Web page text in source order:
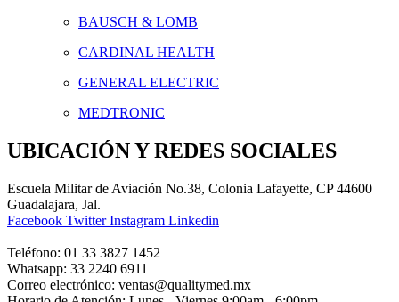
BAUSCH & LOMB
CARDINAL HEALTH
GENERAL ELECTRIC
MEDTRONIC
UBICACIÓN Y REDES SOCIALES
Escuela Militar de Aviación No.38, Colonia Lafayette, CP 44600
Guadalajara, Jal.
Facebook Twitter Instagram Linkedin
Teléfono: 01 33 3827 1452
Whatsapp: 33 2240 6911
Correo electrónico: ventas@qualitymed.mx